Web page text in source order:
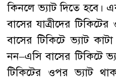
কিনলে ভ্যাট দিতে হবে।
বাসের যাত্রীদের
বাসের টিকিটে ভ্যাট
নন–এসি বাসের টিকিটে
টিকিটের ওপর ভ্যাট